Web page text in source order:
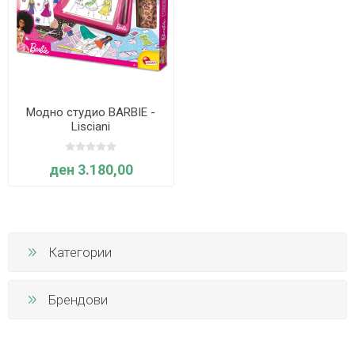
Модно студио BARBIE -
Lisciani
ден 3.180,00
Категории
Брендови